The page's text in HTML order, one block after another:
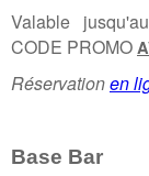
Valable
CODE PROMO
Réservationen
Base Bar